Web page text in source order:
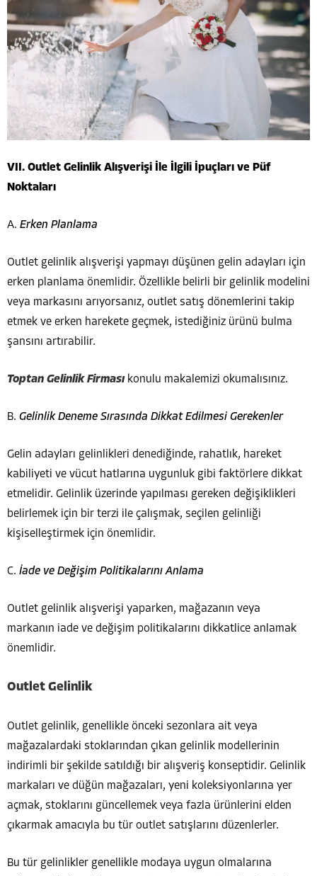
VII. Outlet Gelinlik Alışverişi İle İlgili İpuçları ve Püf
Noktaları
A. Erken Planlama
Outlet gelinlik alışverişi yapmayı düşünen gelin adayları için
erken planlama önemlidir. Özellikle belirli bir gelinlik modelini
veya markasını arıyorsanız, outlet satış dönemlerini takip
etmek ve erken harekete geçmek, istediğiniz ürünü bulma
şansını artırabilir.
Toptan Gelinlik Firmasıkonulu makalemizi okumalısınız.
B. Gelinlik Deneme Sırasında Dikkat Edilmesi Gerekenler
Gelin adayları gelinlikleri denediğinde, rahatlık, hareket
kabiliyeti ve vücut hatlarına uygunluk gibi faktörlere dikkat
etmelidir. Gelinlik üzerinde yapılması gereken değişiklikleri
belirlemek için bir terzi ile çalışmak, seçilen gelinliği
kişiselleştirmek için önemlidir.
C. İade ve Değişim Politikalarını Anlama
Outlet gelinlik alışverişi yaparken, mağazanın veya
markanın iade ve değişim politikalarını dikkatlice anlamak
önemlidir.
Outlet Gelinlik
Outlet gelinlik, genellikle önceki sezonlara ait veya
mağazalardaki stoklarından çıkan gelinlik modellerinin
indirimli bir şekilde satıldığı bir alışveriş konseptidir. Gelinlik
markaları ve düğün mağazaları, yeni koleksiyonlarına yer
açmak, stoklarını güncellemek veya fazla ürünlerini elden
çıkarmak amacıyla bu tür outlet satışlarını düzenlerler.
Bu tür gelinlikler genellikle modaya uygun olmalarına